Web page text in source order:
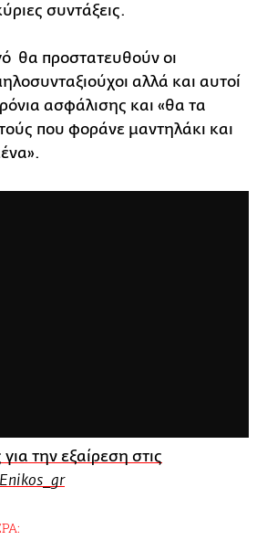
συντάξεις.
θα προστατευθούν οι
αλλά και αυτοί
ασφάλισης και «θα τα
που φοράνε μαντηλάκι και
την εξαίρεση στις
Enikos_gr